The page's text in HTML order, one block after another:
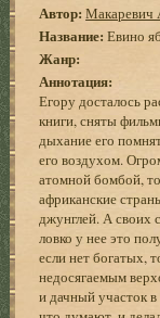
Автор: Макаревич
Название: Евино
Жанр:
Аннотация:
Егору досталось
книги, сняты
дыхание его
его воздухом.
атомной бомбой,
африканские
джунглей. А своих
ловко у нее это
если нет богатых,
недосягаемым
и дачный участок